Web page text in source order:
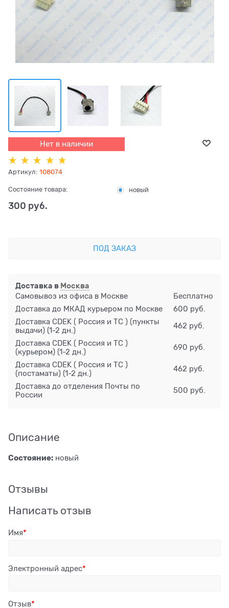
Нет в наличии
Артикул: 108074
Состояние товара: новый
300 руб.
ПОД ЗАКАЗ
Доставка в Москва
Самовывоз из офиса в Москве
Бесплатно
Доставка до МКАД курьером по Москве
600 руб.
Доставка CDEK ( Россия и ТС ) (пункты
выдачи) (1-2 дн.)
462 руб.
Доставка CDEK ( Россия и ТС )
(курьером) (1-2 дн.)
690 руб.
Доставка CDEK ( Россия и ТС )
(постаматы) (1-2 дн.)
462 руб.
Доставка до отделения Почты по
России
500 руб.
Описание
Состояние: новый
Отзывы
Написать отзыв
Имя
Электронный адрес
Отзыв